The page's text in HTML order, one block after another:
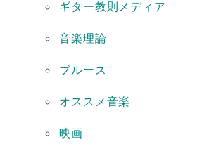
ギター教則メディア
音楽理論
ブルース
オススメ音楽
映画